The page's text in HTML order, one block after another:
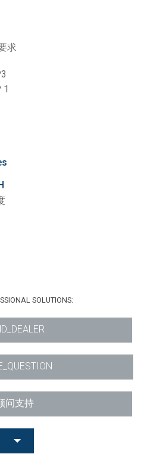
求
1
SOLUTIONS:
问支持